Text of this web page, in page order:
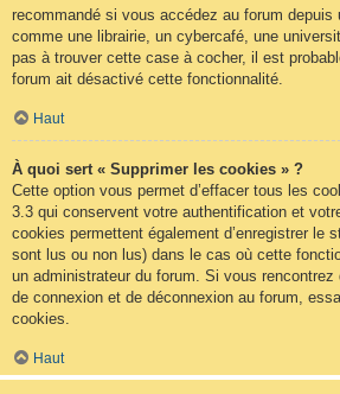
recommandé si vous accédez au forum depuis
comme une librairie, un cybercafé, une
pas à trouver cette case à cocher, il est
forum ait désactivé cette fonctionnalité.
Haut
À quoi sert « Supprimer les cookies » ?
Cette option vous permet d’effacer tous les
3.3 qui conservent votre authentification et
cookies permettent également d’enregistrer le
sont lus ou non lus) dans le cas où cette
un administrateur du forum. Si vous rencontrez
de connexion et de déconnexion au forum,
cookies.
Haut